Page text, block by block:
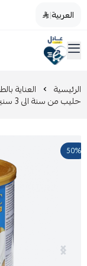
العربية|
صيدليات عادل
القائمة الرئيسية
تخفيضات
عروض التوفير
العناية بالجمال
مزيل طلاء الأظافر
العناية بالطفل و
العناية اليومية
الرئيسية العناية
حليب من سنة الى 3 سنين
50%